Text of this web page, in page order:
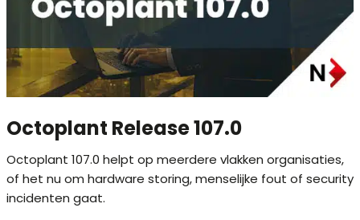
Octoplant Release 107.0
Octoplant 107.0 helpt op meerdere vlakken organisaties,
of het nu om hardware storing, menselijke fout of security
incidenten gaat.